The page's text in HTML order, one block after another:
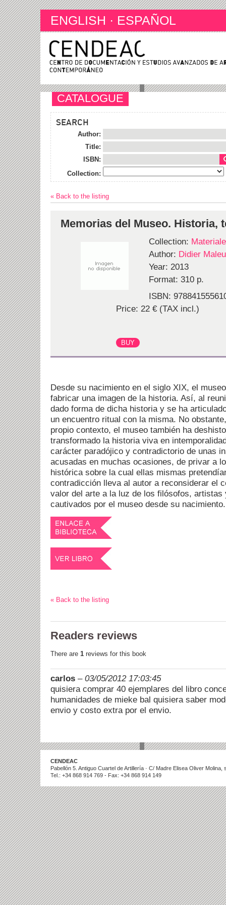
ENGLISH · ESPAÑOL
CATALOGUE
SEARCH
Author:
Title:
ISBN:
Collection:
« Back to the listing
Memorias del Museo. Historia,
Collection:
Author: Didier
Year: 2013
Format: 310 p.
ISBN:
Price: 22 € (TAX incl.)
Desde su nacimiento en el siglo XIX, el
fabricar una imagen de la historia. Así, al
dado forma de dicha historia y se ha
un encuentro ritual con la misma. No
propio contexto, el museo también ha
transformado la historia viva en
carácter paradójico y contradictorio de unas
acusadas en muchas ocasiones, de privar a
histórica sobre la cual ellas mismas
contradicción lleva al autor a reconsiderar el
valor del arte a la luz de los filósofos, artistas
cautivados por el museo desde su nacimiento.
« Back to the listing
Readers reviews
There are 1 reviews for this book
carlos – 03/05/2012 17:03:45
quisiera comprar 40 ejemplares del libro
humanidades de mieke bal quisiera saber
envio y costo extra por el envio.
CENDEAC
Pabellón 5. Antiguo Cuartel de Artillería · C/ Madre Elisea Oliver
Tel.: +34 868 914 769 - Fax: +34 868 914 149